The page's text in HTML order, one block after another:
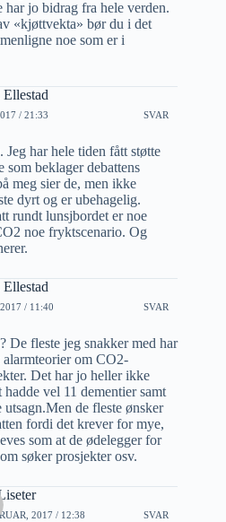
jo bidrag fra hele verden.
«kjøttvekta» bør du i det
noe som er i
/ 21:33 SVAR
har hele tiden fått støtte
som beklager debattens
meg sier de, men ikke
dyrt og er ubehagelig.
rundt lunsjbordet er noe
noe fryktscenario. Og
/ 11:40 SVAR
De fleste jeg snakker med har
om CO2-
Det har jo heller ikke
vel 11 dementier samt
de fleste ønsker
fordi det krever for mye,
som at de ødelegger for
søker prosjekter osv.
2017 / 12:38 SVAR